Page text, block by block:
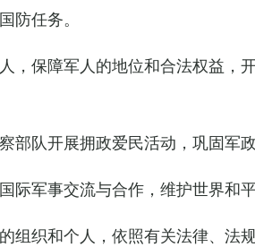
防任务。
保障军人的地位和合法权益，
部队开展拥政爱民活动，巩固军政
军事交流与合作，维护世界和平
织和个人，依照有关法律、法规